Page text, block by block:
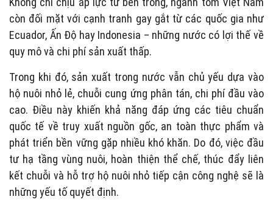
còn đối mặt với cạnh tranh gay gắt từ các quốc gia như
Ecuador, Ấn Độ hay Indonesia – những nước có lợi thế về
quy mô và chi phí sản xuất thấp.
Trong khi đó, sản xuất trong nước vẫn chủ yếu dựa vào
hộ nuôi nhỏ lẻ, chuỗi cung ứng phân tán, chi phí đầu vào
cao. Điều này khiến khả năng đáp ứng các tiêu chuẩn
quốc tế về truy xuất nguồn gốc, an toàn thực phẩm và
phát triển bền vững gặp nhiều khó khăn. Do đó, việc đầu
tư hạ tầng vùng nuôi, hoàn thiện thể chế, thúc đẩy liên
kết chuỗi và hỗ trợ hộ nuôi nhỏ tiếp cận công nghệ sẽ là
những yếu tố quyết định.